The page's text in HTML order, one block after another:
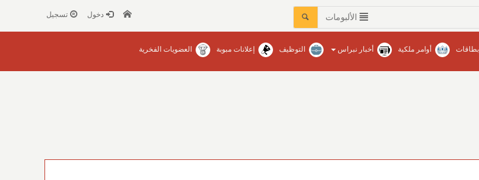
الألبومات دخول تسجيل
بطاقات أوامر ملكية أخبار نبراس التوظيف إعلانات مبوبة العضويات الفخرية
/ نبراس - إنتصار عبدالله